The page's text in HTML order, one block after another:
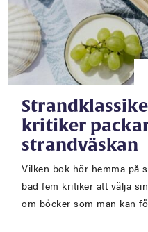
kritiker
strandväskan
Vilken bok hör hemma på
bad fem kritiker att välja
om böcker som man kan